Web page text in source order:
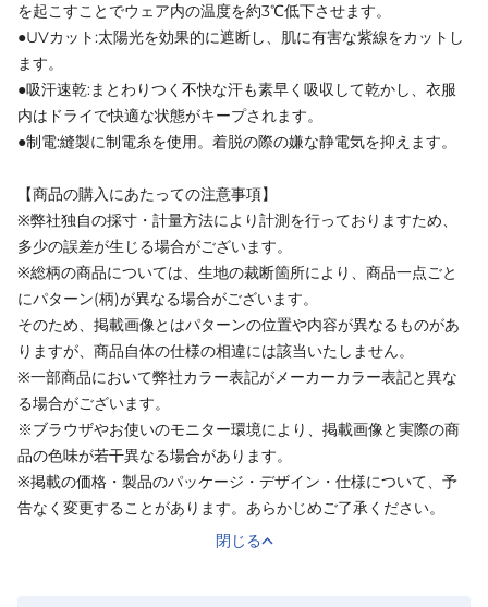
を起こすことでウェア内の温度を約3℃低下させます。
●UVカット:太陽光を効果的に遮断し、肌に有害な紫線をカットし
ます。
●吸汗速乾:まとわりつく不快な汗も素早く吸収して乾かし、衣服
内はドライで快適な状態がキープされます。
●制電:縫製に制電糸を使用。着脱の際の嫌な静電気を抑えます。
【商品の購入にあたっての注意事項】
※弊社独自の採寸・計量方法により計測を行っておりますため、
多少の誤差が生じる場合がございます。
※総柄の商品については、生地の裁断箇所により、商品一点ごと
にパターン(柄)が異なる場合がございます。
そのため、掲載画像とはパターンの位置や内容が異なるものがあ
りますが、商品自体の仕様の相違には該当いたしません。
※一部商品において弊社カラー表記がメーカーカラー表記と異な
る場合がございます。
※ブラウザやお使いのモニター環境により、掲載画像と実際の商
品の色味が若干異なる場合があります。
※掲載の価格・製品のパッケージ・デザイン・仕様について、予
告なく変更することがあります。あらかじめご了承ください。
閉じる